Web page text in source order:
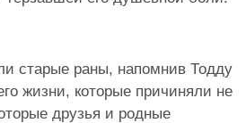
старые раны, напомнив Тодду
жизни, которые причиняли не
друзья и родные